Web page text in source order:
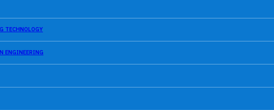
TECHNOLOGY
ENGINEERING